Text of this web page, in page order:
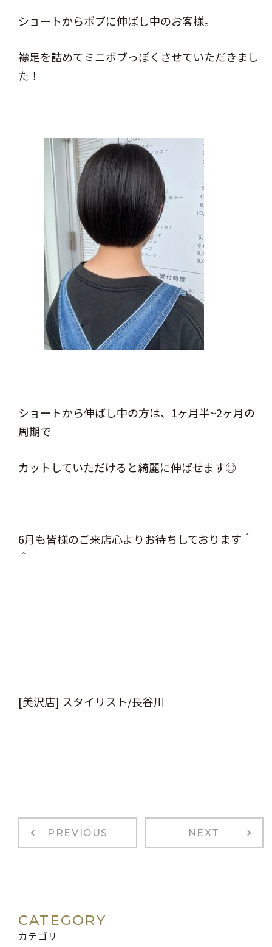
ショートからボブに伸ばし中のお客様。
襟足を詰めてミニボブっぽくさせていただきまし
た！
ショートから伸ばし中の方は、1ヶ月半~2ヶ月の
周期で
カットしていただけると綺麗に伸ばせます◎
6月も皆様のご来店心よりお待ちしております＾
＾
[美沢店] スタイリスト/長谷川
PREVIOUS NEXT
CATEGORY
カテゴリ